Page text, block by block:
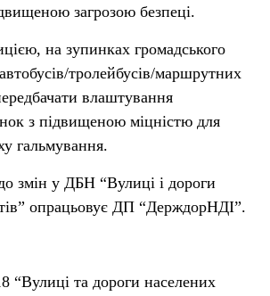
загрозою безпеці.
на зупинках громадського
тролейбусів/маршрутних
влаштування
з підвищеною міцністю для
гальмування.
змін у ДБН “Вулиці і дороги
опрацьовує ДП “ДерждорНДІ”.
та дороги населених